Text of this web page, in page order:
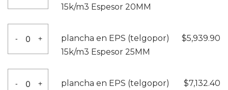
Espesor
15MM
cantidad
EPS
(telgopor)
15k/m3
Espesor
20MM
cantidad
15k/m3 Espesor 20MM
-
EPS
(telgopor)
15k/m3
+
plancha en EPS (telgopor)
15k/m3 Espesor 25MM
$5,939.90
- +
plancha en EPS (telgopor)
$7,132.40